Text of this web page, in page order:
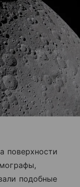
поверхности
подобные